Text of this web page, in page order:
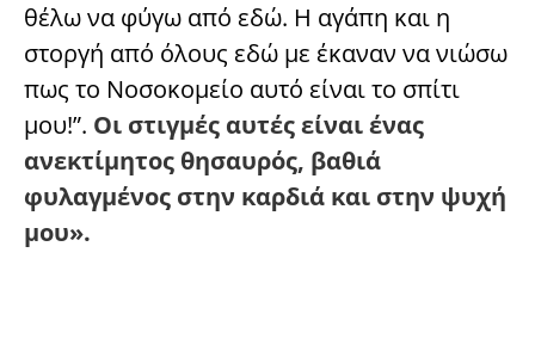
θέλω να φύγω από εδώ. Η αγάπη και η
στοργή από όλους εδώ με έκαναν να νιώσω
πως το Νοσοκομείο αυτό είναι το σπίτι
μου!”. Οι στιγμές αυτές είναι ένας
ανεκτίμητος θησαυρός, βαθιά
φυλαγμένος στην καρδιά και στην ψυχή
μου».